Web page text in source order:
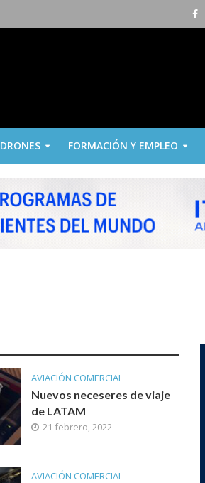
DRONES FORMACIÓN Y EMPLEO
AVIACIÓN COMERCIAL
Nuevos neceseres de viaje
de LATAM
21 febrero, 2022
AVIACIÓN COMERCIAL